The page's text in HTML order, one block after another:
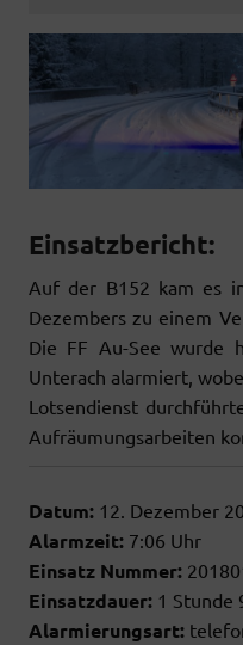
Einsatzbericht:
Auf der B152 kam es
Dezembers zu einem
Die FF Au-See wurde
Unterach alarmiert,
Lotsendienst
Aufräumungsarbeiten
Datum: 12. Dezember
Alarmzeit: 7:06 Uhr
Einsatz Nummer:
Einsatzdauer: 1 Stunde
Alarmierungsart: